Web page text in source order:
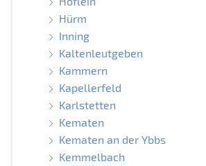
Hürm
Inning
Kaltenleutgeben
Kammern
Kapellerfeld
Karlstetten
Kematen
Kematen an der Ybbs
Kemmelbach